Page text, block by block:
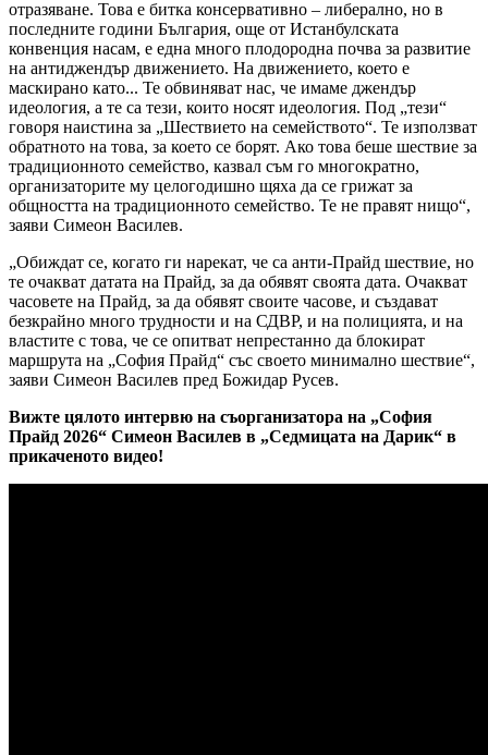
отразяване. Това е битка консервативно – либерално, но в
последните години България, още от Истанбулската
конвенция насам, е една много плодородна почва за развитие
на антиджендър движението. На движението, което е
маскирано като... Те обвиняват нас, че имаме джендър
идеология, а те са тези, които носят идеология. Под „тези“
говоря наистина за „Шествието на семейството“. Те използват
обратното на това, за което се борят. Ако това беше шествие за
традиционното семейство, казвал съм го многократно,
организаторите му целогодишно щяха да се грижат за
общността на традиционното семейство. Те не правят нищо“,
заяви Симеон Василев.
„Обиждат се, когато ги нарекат, че са анти-Прайд шествие, но
те очакват датата на Прайд, за да обявят своята дата. Очакват
часовете на Прайд, за да обявят своите часове, и създават
безкрайно много трудности и на СДВР, и на полицията, и на
властите с това, че се опитват непрестанно да блокират
маршрута на „София Прайд“ със своето минимално шествие“,
заяви Симеон Василев пред Божидар Русев.
Вижте цялото интервю на съорганизатора на „София
Прайд 2026“ Симеон Василев в „Седмицата на Дарик“ в
прикаченото видео!